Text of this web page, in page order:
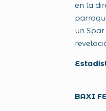
en la
un
BAXI